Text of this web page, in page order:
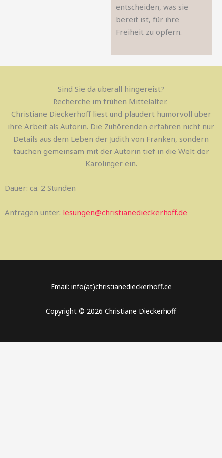
entscheiden, was sie
bereit ist, für ihre
Freiheit zu opfern.
Sind Sie da überall hingereist?
Recherche im frühen Mittelalter.
Christiane Dieckerhoff liest und plaudert humorvoll über
ihre Arbeit als Autorin. Die Zuhörenden erfahren nicht nur
Details aus dem Leben der Judith von Franken, sondern
tauchen gemeinsam mit der Autorin tief in die Welt der
Karolinger ein.
Dauer: ca. 2 Stunden
Anfragen unter: lesungen@christianedieckerhoff.de
Email: info(at)christianedieckerhoff.de
Copyright © 2026 Christiane Dieckerhoff